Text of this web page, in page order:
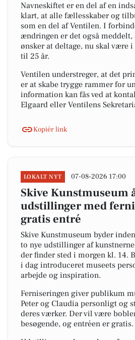
Navneskiftet er en del af en
klart, at alle fællesskaber og
som en del af Ventilen. I
ændringen er det også meddelt,
ønsker at deltage, nu skal være
til 25 år.
Ventilen understreger, at det
er at skabe trygge rammer for
information kan fås ved at
Elgaard eller Ventilens
Kopiér link
LOKALT NYT 07-08-2026 17:00
Skive Kunstmuseum
udstillinger med
gratis entré
Skive Kunstmuseum byder
to nye udstillinger af
der finder sted i morgen kl. 14.
i dag introduceret museets
arbejde og inspiration.
Ferniseringen giver publikum
Peter og Claudia personligt og
deres værker. Der vil være
besøgende, og entréen er gratis.